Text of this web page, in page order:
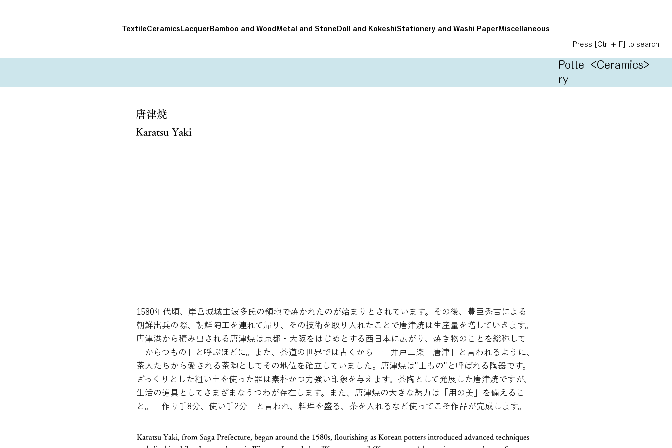
TextileCeramicsLacquerBamboo and WoodMetal and StoneDoll and KokeshiStationery and Washi PaperMiscellaneous
Press [Ctrl + F] to search
Potte
ry
<Ceramics>
唐津焼
Karatsu Yaki
1580年代頃、岸岳城城主波多氏の領地で焼かれたのが始まりとされています。その後、豊臣秀吉による
朝鮮出兵の際、朝鮮陶工を連れて帰り、その技術を取り入れたことで唐津焼は生産量を増していきます。
唐津港から積み出される唐津焼は京都・大阪をはじめとする西日本に広がり、焼き物のことを総称して
「からつもの」と呼ぶほどに。また、茶道の世界では古くから「一井戸二楽三唐津」と言われるように、
茶人たちから愛される茶陶としてその地位を確立していました。唐津焼は"土もの"と呼ばれる陶器です。
ざっくりとした粗い土を使った器は素朴かつ力強い印象を与えます。茶陶として発展した唐津焼ですが、
生活の道具としてさまざまなうつわが存在します。また、唐津焼の大きな魅力は「用の美」を備えるこ
と。「作り手8分、使い手2分」と言われ、料理を盛る、茶を入れるなど使ってこそ作品が完成します。
Karatsu Yaki, from Saga Prefecture, began around the 1580s, flourishing as Korean potters introduced advanced techniques